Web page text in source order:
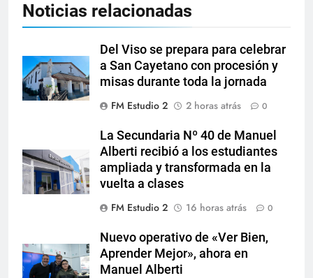
Noticias relacionadas
Del Viso se prepara para celebrar
a San Cayetano con procesión y
misas durante toda la jornada
FM Estudio 2
2 horas atrás 0
La Secundaria Nº 40 de Manuel
Alberti recibió a los estudiantes
ampliada y transformada en la
vuelta a clases
FM Estudio 2
16 horas atrás 0
Nuevo operativo de «Ver Bien,
Aprender Mejor», ahora en
Manuel Alberti